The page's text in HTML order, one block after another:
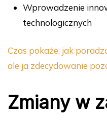
Wprowadzenie
technologicznych
Czas pokaże, jak
ale ja zdecydowanie
Zmiany w